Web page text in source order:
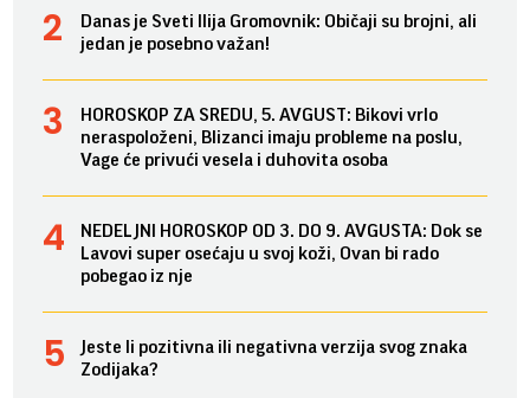
Danas je Sveti Ilija Gromovnik: Običaji su brojni, ali
jedan je posebno važan!
HOROSKOP ZA SREDU, 5. AVGUST: Bikovi vrlo
neraspoloženi, Blizanci imaju probleme na poslu,
Vage će privući vesela i duhovita osoba
NEDELJNI HOROSKOP OD 3. DO 9. AVGUSTA: Dok se
Lavovi super osećaju u svoj koži, Ovan bi rado
pobegao iz nje
Jeste li pozitivna ili negativna verzija svog znaka
Zodijaka?